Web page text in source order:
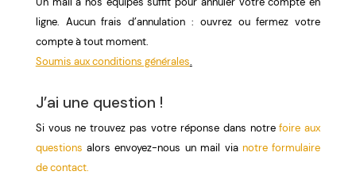
ligne. Aucun frais d’annulation : ouvrez ou fermez votre
compte à tout moment.
Soumis aux conditions générales.
J’ai une question !
Si vous ne trouvez pas votre réponse dans notrefoire aux
questions alors envoyez-nous un mail via notre formulaire
de contact.